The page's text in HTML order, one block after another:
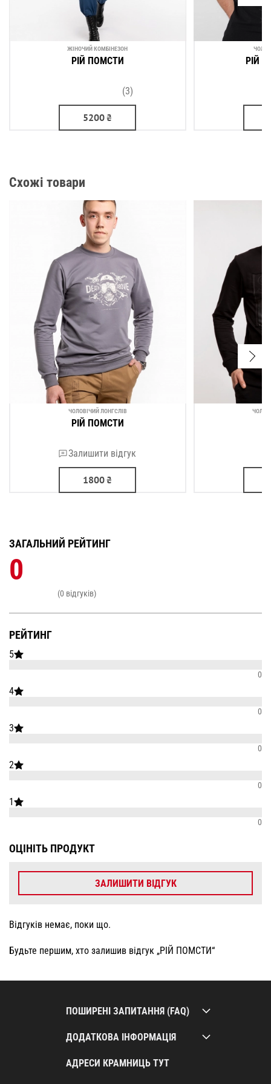
ЖІНОЧИЙ КОМБІНЕЗОН
РІЙ ПОМСТИ
(3)
5200₴
РІЙ
Схожі товари
ЧОЛОВІЧИЙ ЛОНГСЛІВ
РІЙ ПОМСТИ
Залишити відгук
1800₴
РЕЙТИНГ
5
0
4
0
3
0
2
0
1
0
ЗАГАЛЬНИЙ РЕЙТИНГ
0
(0 відгуків)
ОЦІНІТЬ ПРОДУКТ
ЗАЛИШИТИ ВІДГУК
Відгуків немає, поки що.
Будьте першим, хто залишив відгук „РІЙ ПОМСТИ“
ПОШИРЕНІ ЗАПИТАННЯ (FAQ)
ДОДАТКОВА ІНФОРМАЦІЯ
АДРЕСИ КРАМНИЦЬ ТУТ